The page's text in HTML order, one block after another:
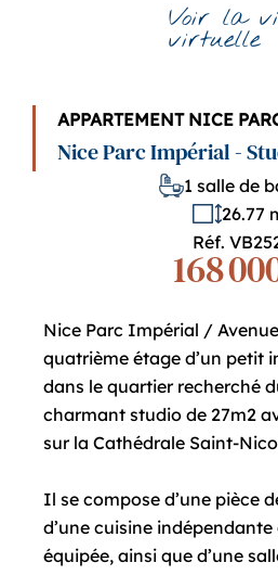
Voir la
virtuelle
APPARTEMENT NICE
Nice Parc Impérial -
1 salle de
26.77
Réf.
168
Nice Parc Impérial /
quatrième étage d’un petit
dans le quartier recherché
charmant studio de 27m2
sur la Cathédrale Saint-
Il se compose d’une pièce
d’une cuisine
équipée, ainsi que d’une